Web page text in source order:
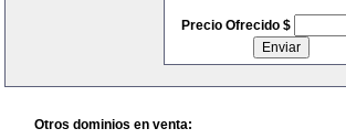
Precio Ofrecido $
Otros dominios en venta: